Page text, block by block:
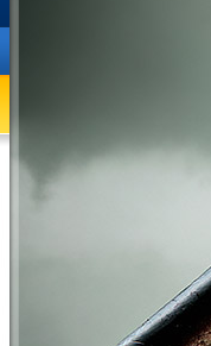
EDITION #3 4K